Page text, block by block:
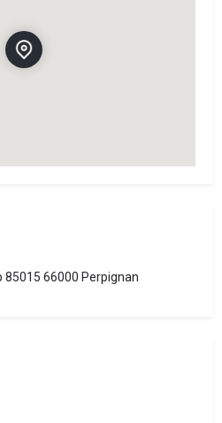
85015 66000 Perpignan